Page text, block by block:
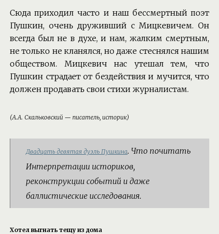
Сюда приходил часто и наш бессмертный поэт
Пушкин, очень друживший с Мицкевичем. Он
всегда был не в духе, и нам, жалким смертным,
не только не кланялся, но даже стеснялся нашим
обществом. Мицкевич нас утешал тем, что
Пушкин страдает от бездействия и мучится, что
должен продавать свои стихи журналистам.
(А.А. Скальковский — писатель, историк)
Двадцать девятая дуэль Пушкина. Что почитать
Интерпретации историков,
реконструкции событий и даже
баллистические исследования.
Хотел выгнать тещу из дома